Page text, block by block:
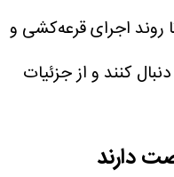
روند اجرای قرعه‌کشی و
کنند و از جزئیات
دارند